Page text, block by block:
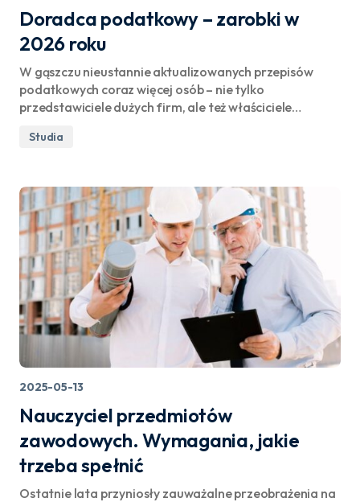
Doradca podatkowy – zarobki w
2026 roku
W gąszczu nieustannie aktualizowanych przepisów
podatkowych coraz więcej osób – nie tylko
przedstawiciele dużych firm, ale też właściciele…
Studia
2025-05-13
Nauczyciel przedmiotów
zawodowych. Wymagania, jakie
trzeba spełnić
Ostatnie lata przyniosły zauważalne przeobrażenia na